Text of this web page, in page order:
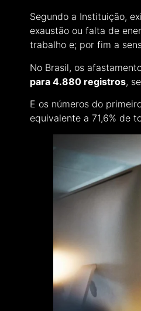
Segundo a Instituição,
exaustão ou falta de
trabalho e; por fim a
No Brasil, os
para 4.880 registros,
E os números do
equivalente a 71,6% de